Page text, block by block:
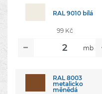
RAL 9010 bílá
99 Kč
mb
RAL 8003
metalicko
měnědá